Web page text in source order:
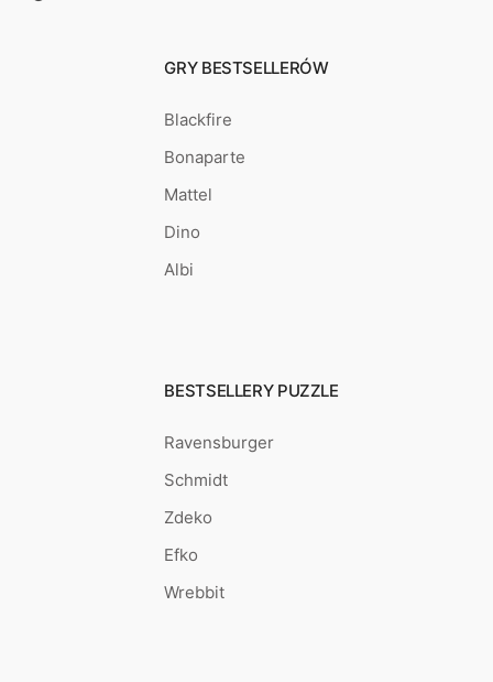
GRY BESTSELLERÓW
Blackfire
Bonaparte
Mattel
Dino
Albi
BESTSELLERY PUZZLE
Ravensburger
Schmidt
Zdeko
Efko
Wrebbit